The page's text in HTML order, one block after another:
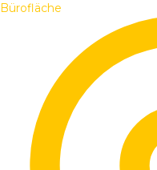
Bürofläche